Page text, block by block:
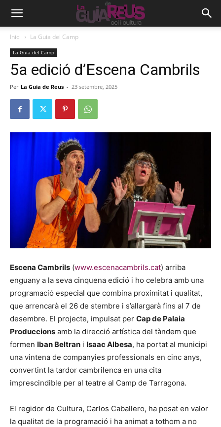
Inici La Guia del Camp
La Guia del Camp
5a edició d’Escena Cambrils
Per La Guia de Reus - 23 setembre, 2025
Escena Cambrils (www.escenacambrils.cat) arriba
enguany a la seva cinquena edició i ho celebra amb una
programació especial que combina proximitat i qualitat,
que arrencarà el 26 de stembre i s’allargarà fins al 7 de
desembre. El projecte, impulsat per Cap de Palaia
Produccions amb la direcció artística del tàndem que
formen Iban Beltran i Isaac Albesa, ha portat al municipi
una vintena de companyies professionals en cinc anys,
convertint la tardor cambrilenca en una cita
imprescindible per al teatre al Camp de Tarragona.
El regidor de Cultura, Carlos Caballero, ha posat en valor
la qualitat de la programació i ha animat a tothom a no